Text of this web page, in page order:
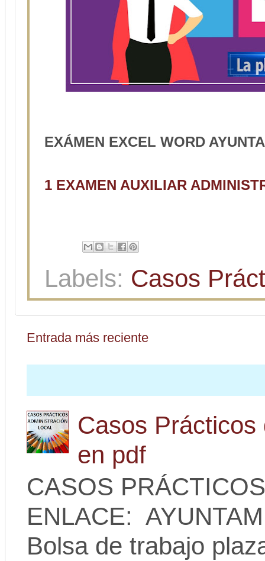
EXÁMEN EXCEL WORD
1 EXAMEN AUXILIAR
Labels: Casos
Entrada más reciente
Casos
en pdf
CASOS
ENLACE:
Bolsa de trabajo